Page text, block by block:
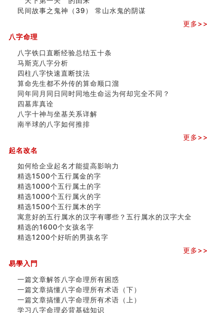
商舖選址的風水講究 (下)
吉凶神跳上大运时的断法【四柱技巧】
刘燮鈞讲人相 手纹与命运(一)
大門風水五大禁忌！大門風水擺設？門中門風水解方？
出现这几种面相桃花泛
寓意好的五行属水的汉字有哪些？五行属水的汉字大全
玄空本义 (一)
＂天下第一关＂的由来
无名指长的人有艺术天赋？手指长短能看出什么？
六爻測住宅風水 (三)
別再一知半解！正解住宅風水十大禁忌
姓名學特殊字畫的計算方法
民间故事之鬼神（39） 常山水鬼的阴谋
更多>>
八字命理
八字铁口直断经验总结五十条
马斯克八字分析
四柱八字快速直断技法
算命先生都不外传的算命顺口溜
同年同月同日同时同地生命运为何却完全不同？
四墓库真诠
八字十神与坐基关系详解
南半球的八字如何推排
更多>>
起名改名
如何给企业起名才能提高影响力
精选1500个五行属金的字
精选1000个五行属土的字
精选1000个五行属火的字
精选1500个五行属木的字
寓意好的五行属水的汉字有哪些？五行属水的汉字大全
精选的1600个女孩名字
精选1200个好听的男孩名字
更多>>
易學入門
一篇文章解答八字命理所有困惑
一篇文章搞懂八字命理所有术语（下）
一篇文章搞懂八字命理所有术语（上）
学习八字命理必背基础知识